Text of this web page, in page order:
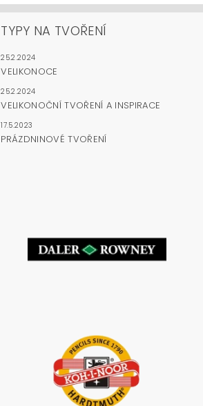
TYPY NA TVOŘENÍ
25.2.2024
VELIKONOCE
25.2.2024
VELIKONOČNÍ TVOŘENÍ A INSPIRACE
17.5.2023
PRÁZDNINOVÉ TVOŘENÍ